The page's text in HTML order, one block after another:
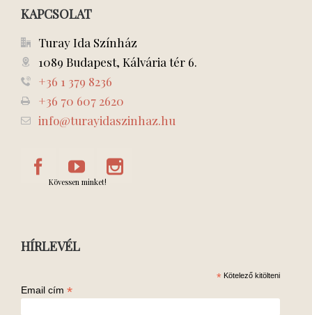
KAPCSOLAT
Turay Ida Színház
1089 Budapest, Kálvária tér 6.
+36 1 379 8236
+36 70 607 2620
info@turayidaszinhaz.hu
Kövessen minket!
HÍRLEVÉL
* Kötelező kitölteni
Email cím *